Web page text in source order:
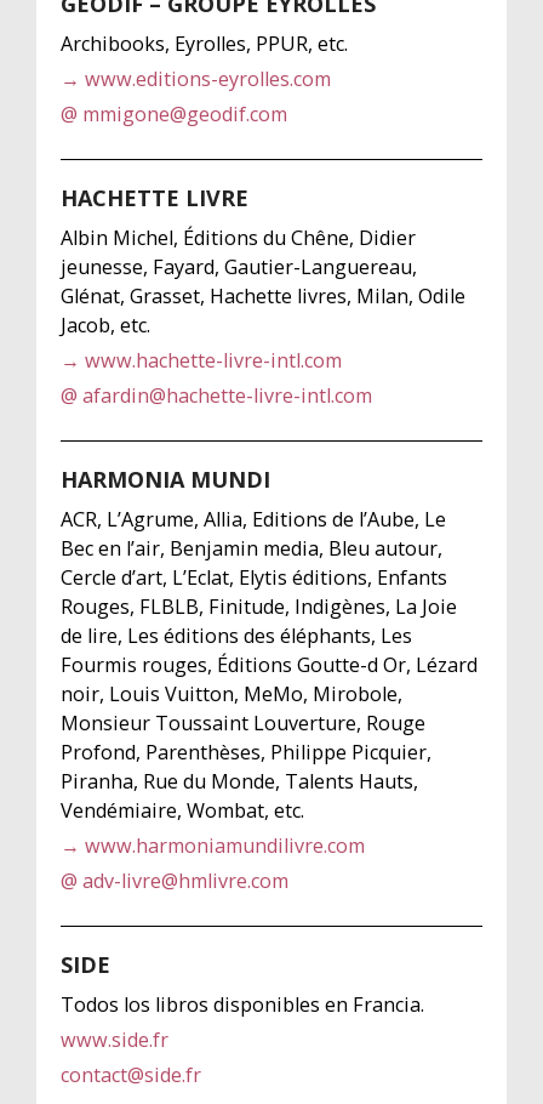
Archibooks, Eyrolles, PPUR, etc.
→ www.editions-eyrolles.com
@ mmigone@geodif.com
HACHETTE LIVRE
Albin Michel, Éditions du Chêne, Didier
jeunesse, Fayard, Gautier-Languereau,
Glénat, Grasset, Hachette livres, Milan, Odile
Jacob, etc.
→ www.hachette-livre-intl.com
@ afardin@hachette-livre-intl.com
HARMONIA MUNDI
ACR, L’Agrume, Allia, Editions de l’Aube, Le
Bec en l’air, Benjamin media, Bleu autour,
Cercle d’art, L’Eclat, Elytis éditions, Enfants
Rouges, FLBLB, Finitude, Indigènes, La Joie
de lire, Les éditions des éléphants, Les
Fourmis rouges, Éditions Goutte-d Or, Lézard
noir, Louis Vuitton, MeMo, Mirobole,
Monsieur Toussaint Louverture, Rouge
Profond, Parenthèses, Philippe Picquier,
Piranha, Rue du Monde, Talents Hauts,
Vendémiaire, Wombat, etc.
→ www.harmoniamundilivre.com
@ adv-livre@hmlivre.com
SIDE
Todos los libros disponibles en Francia.
www.side.fr
contact@side.fr